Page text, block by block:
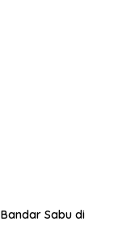
Sabu di